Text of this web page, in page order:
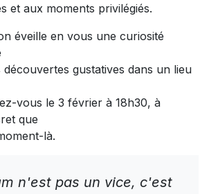
et aux moments privilégiés.
éveille en vous une curiosité
gustatives dans un lieu
vous le 3 février à 18h30, à
que
là.
n'est pas un vice, c'est